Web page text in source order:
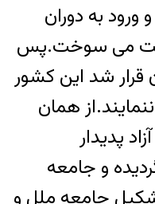
به دوران
می سوخت.پس
پیمان قرار شد این کشور
همان
پدیدار
و جامعه